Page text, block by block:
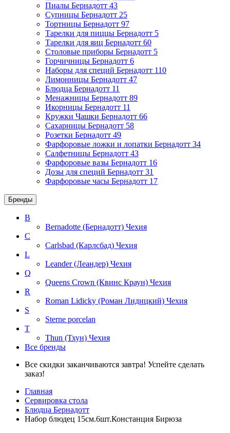
Пиалы Бернадотт 43
Супницы Бернадотт 25
Тортницы Бернадотт 97
Тарелки для пиццы Бернадотт 5
Тарелки для яиц Бернадотт 60
Столовые приборы Бернадотт 5
Горчичницы Бернадотт 6
Наборы для специй Бернадотт 110
Лимонницы Бернадотт 47
Блюдца Бернадотт 11
Менажницы Бернадотт 89
Икорницы Бернадотт 11
Кружки Чашки Бернадотт 66
Сахарницы Бернадотт 58
Розетки Бернадотт 49
Фарфоровые ложки и лопатки Бернадотт 34
Салфетницы Бернадотт 43
Фарфоровые вазы Бернадотт 16
Дозы для специй Бернадотт 31
Фарфоровые часы Бернадотт 17
Бренды
B
Bernadotte (Бернадотт) Чехия
C
Carlsbad (Карлсбад) Чехия
L
Leander (Леандер) Чехия
Q
Queens Crown (Квинс Краун) Чехия
R
Roman Lidicky (Роман Лидицкий) Чехия
S
Sterne porcelan
T
Thun (Тхун) Чехия
Все бренды
Все скидки заканчиваются завтра! Успейте сделать
заказ!
Главная
Сервировка стола
Блюдца Бернадотт
Набор блюдец 15см.6шт.Констанция Бирюза